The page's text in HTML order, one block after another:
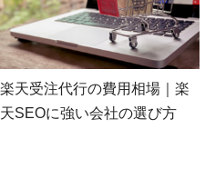
楽天受注代行の費用相場｜楽
天SEOに強い会社の選び方